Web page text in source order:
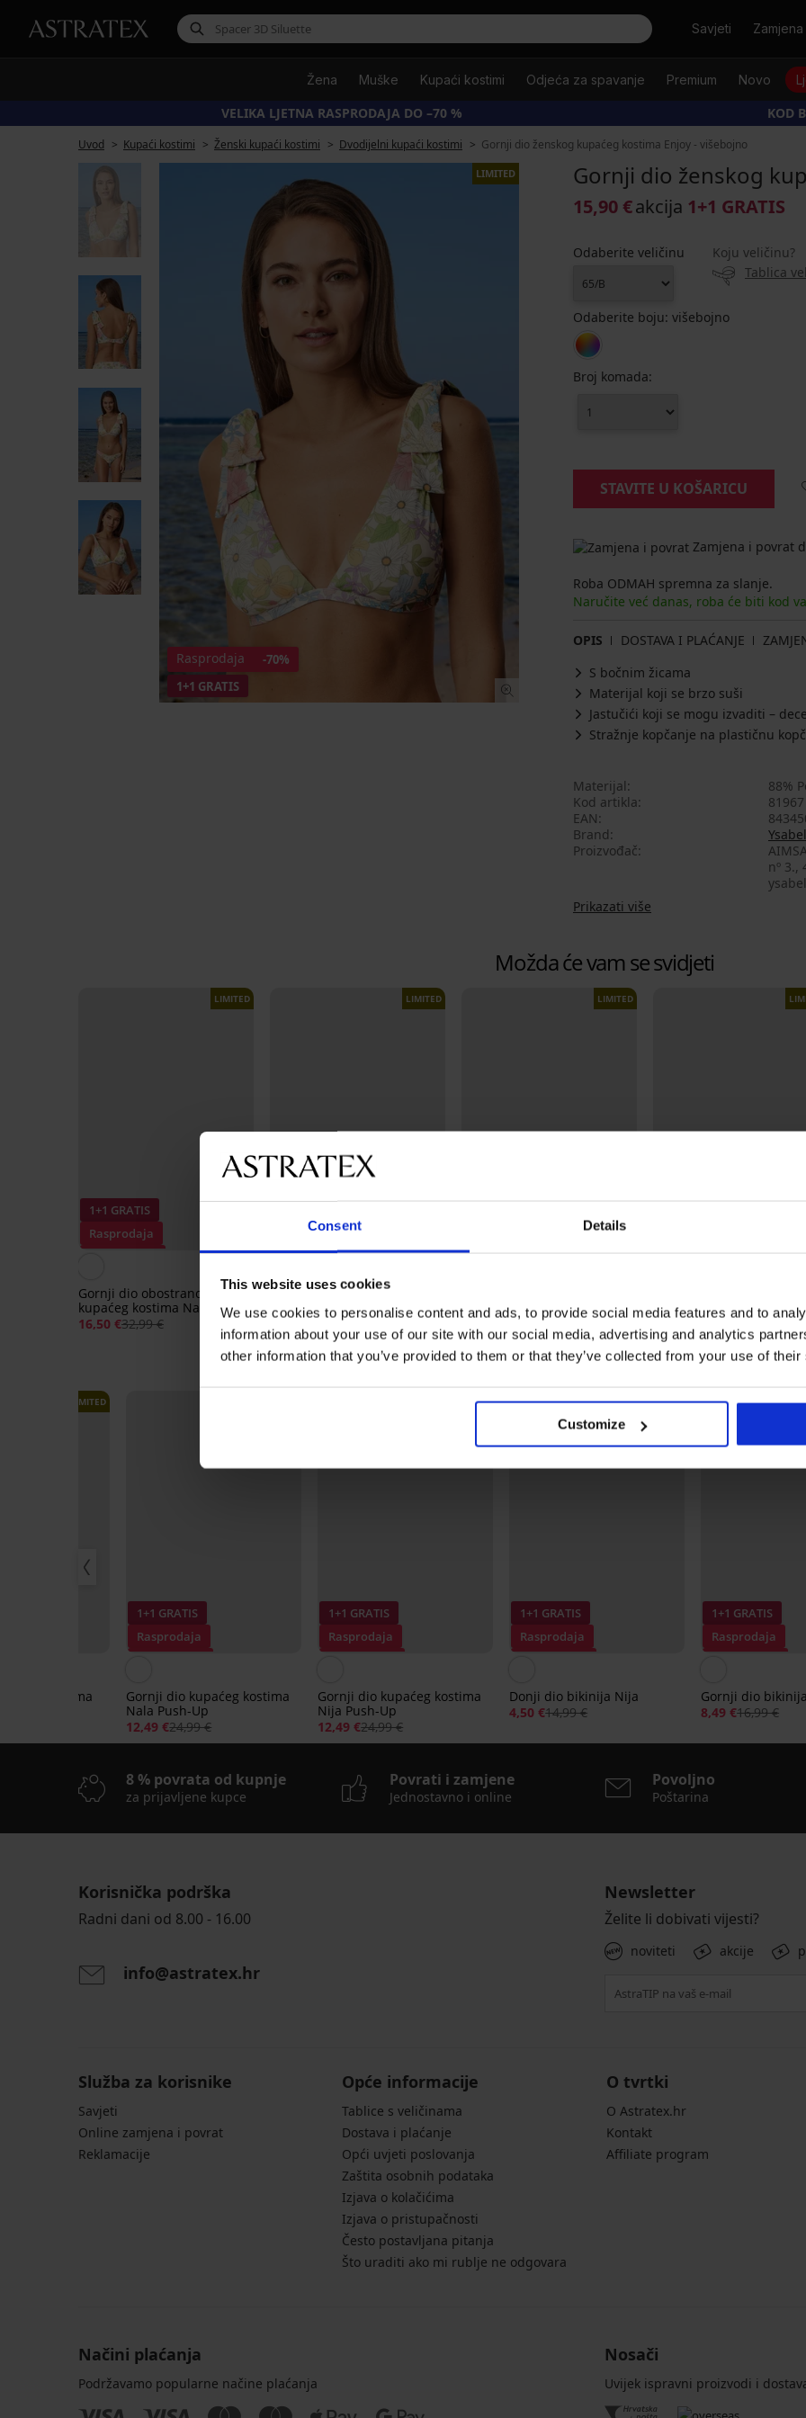
Consent Details
This website uses cookies
We use cookies to personalise content and ads, to provide social media features and to
information about your use of our site with our social media, advertising and analytics
other information that you’ve provided to them or that they’ve collected from your use of
Customize
TražitiSavjeti
Žena Muške Kupaći kostimi Odjeća za spavanje Premium Novo
VELIKA LJETNA RASPRODAJA DO –70 % KOD
Uvod Kupaći kostimi Ženski kupaći kostimi Dvodijelni kupaći kostimi Gornji dio ženskog kupaćeg kostima Enjoy - višebojno
Rasprodaja
-70%
1+1 GRATIS
LIMITED Gornji dio ženskog
15,90 €akcija 1+1 GRATIS
Odaberite veličinu
Koju veličinu?
Tablica
Odaberite boju: višebojno
Broj komada:
STAVITE U KOŠARICU
Zamjena i povrat
Roba ODMAH spremna za slanje.
Naručite već danas, roba će biti kod
OPIS DOSTAVA I PLAĆANJE
S bočnim žicama
Materijal koji se brzo suši
Jastučići koji se mogu izvaditi –
Stražnje kopčanje na plastičnu
Materijal
88%
Kod artikla
81967
EAN
Brand
Proizvođač
nº 3.,
Prikazati više
Možda će vam se svidjeti
1+1 GRATIS
Rasprodaja
LIMITED
Gornji dio obostranog
kupaćeg kostima Nala 4 u 1
16,50 €32,99 €
Rasprodaja
Popust -70%
LIMITED
Gornji dio ženskog kupaćeg
kostima Scallop
39,99 €
Popust -70%
LIMITED
Paraguay
41,99 €
Popust -50%
kostim Nala 4 u 1
Otkrijte slične komade
LIMITED
kostima
1+1 GRATIS
Rasprodaja
Gornji dio kupaćeg kostima
Nala Push-Up
12,49 €24,99 €
1+1 GRATIS
Rasprodaja
LIMITED
Gornji dio kupaćeg kostima
Nija Push-Up
12,49 €24,99 €
1+1 GRATIS
Rasprodaja
LIMITED
Donji dio bikinija Nija
4,50 €14,99 €
1+1 GRATIS
Rasprodaja
Gornji dio
8,49 €16,99 €
dio
ženskog
€
1+1 GRATIS
dio
kupaćeg
84,99
€
LIMITED
1+1 GRATIS
Sahara
...
24,60
€
81,99
LIMITED
1+1 GRATIS
Paradise...
€
89,99
€
8 % povrata od kupnje
za prijavljene kupce
Povrati i zamjene
Jednostavno i online
Povoljno
Poštarina
Korisnička podrška
Radni dani od 8.00 - 16.00
info@astratex.hr
Newsletter
Želite li dobivati vijesti?
noviteti akcije
Služba za korisnike
Savjeti
Online zamjena i povrat
Reklamacije
Opće informacije
Tablice s veličinama
Dostava i plaćanje
Opći uvjeti poslovanja
Zaštita osobnih podataka
Izjava o kolačićima
Izjava o pristupačnosti
Često postavljana pitanja
Što uraditi ako mi rublje ne odgovara
O tvrtki
O Astratex.hr
Kontakt
Affiliate program
Načini plaćanja
Podržavamo popularne načine plaćanja
Nosači
Uvijek ispravni proizvodi i